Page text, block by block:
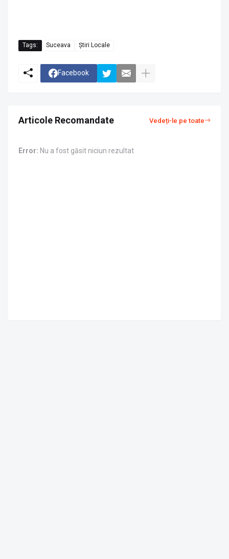
Tags: Suceava Știri Locale
Facebook
Articole Recomandate Vedeți-le pe toate
Error: Nu a fost găsit niciun rezultat